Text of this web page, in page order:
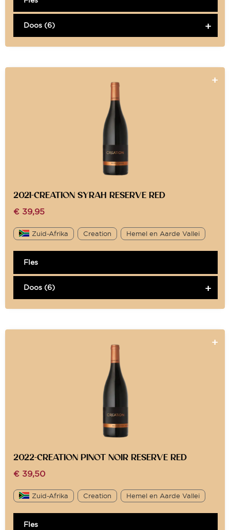
Doos (6)
2021-CREATION SYRAH RESERVE RED
€ 39,95
Zuid-Afrika Creation Hemel en Aarde Vallei
Fles
Doos (6)
2022-CREATION PINOT NOIR RESERVE RED
€ 39,50
Zuid-Afrika Creation Hemel en Aarde Vallei
Fles